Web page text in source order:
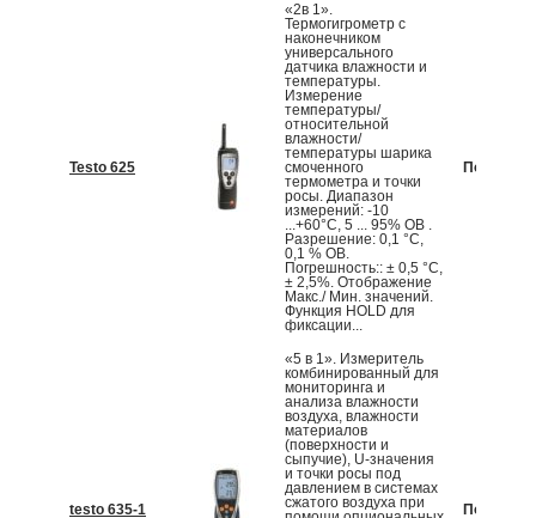
Testo 625
«2в 1».
Термогигрометр с
наконечником
универсального
датчика влажности и
температуры.
Измерение
температуры/
относительной
влажности/
температуры шарика
смоченного
термометра и точки
росы. Диапазон
измерений: -10
...+60°С, 5 ... 95% ОВ .
Разрешение: 0,1 °С,
0,1 % ОВ.
Погрешность:: ± 0,5 °C,
± 2,5%. Отображение
Макс./ Мин. значений.
Функция HOLD для
фиксации...
По
testo 635-1
«5 в 1». Измеритель
комбинированный для
мониторинга и
анализа влажности
воздуха, влажности
материалов
(поверхности и
сыпучие), U-значения
и точки росы под
давлением в системах
сжатого воздуха при
По